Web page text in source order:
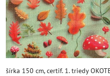
šírka 150 cm, certif. 1. triedy